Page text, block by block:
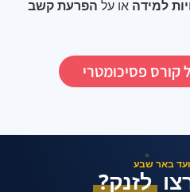
למידה או על הפרעת קשב
קורס פסיכומטרי
✦
באר שבע
לזנק?